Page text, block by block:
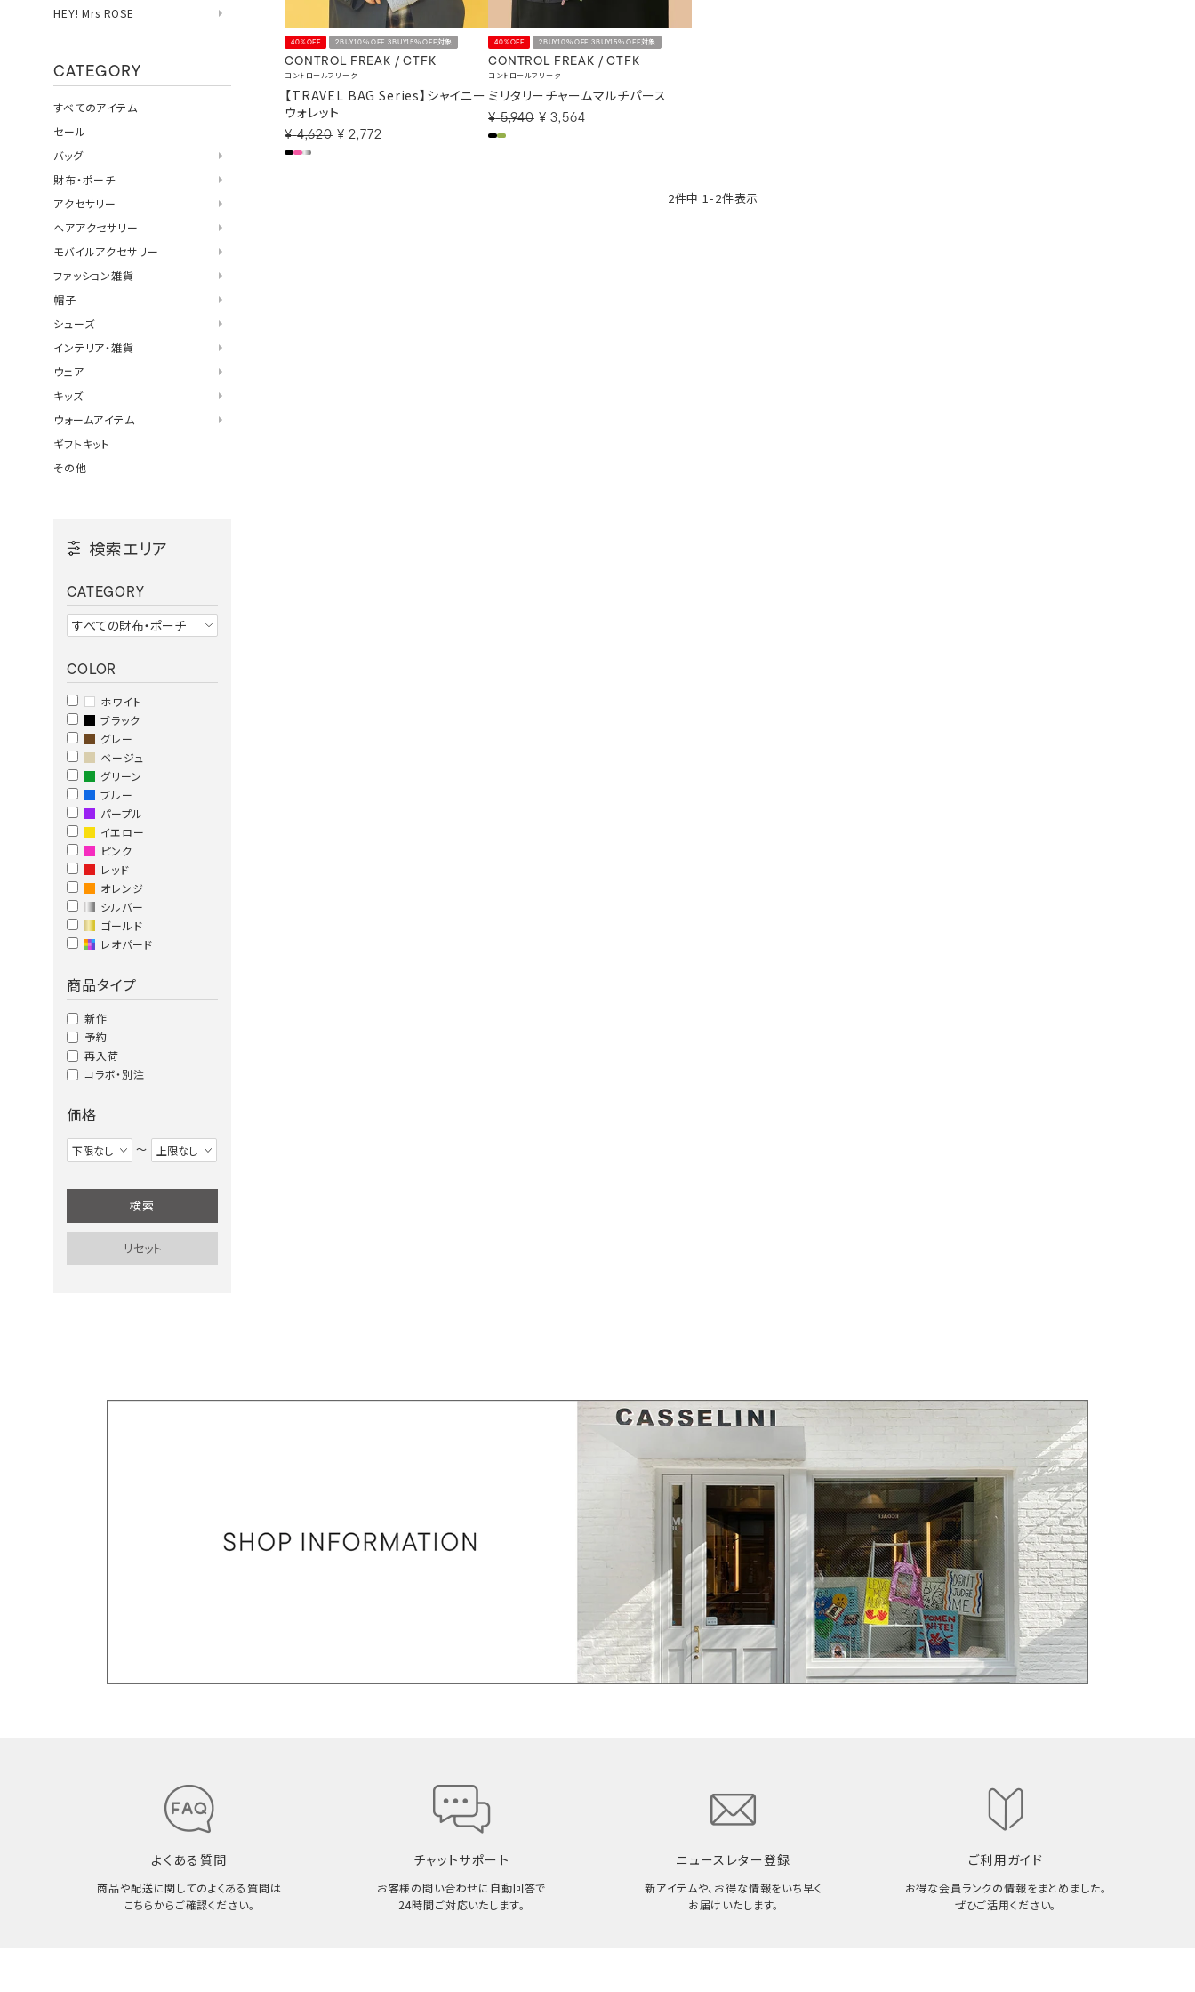
40%OFF 2BUY10％OFF 3BUY15％OFF対象
CONTROL FREAK / CTFK
コントロールフリーク
【TRAVEL BAG Series】シャイニー
ウォレット
¥ 4,620 ¥ 2,772
40%OFF 2BUY10％OFF 3BUY15％OFF対象
CONTROL FREAK / CTFK
コントロールフリーク
ミリタリーチャームマルチパース
¥ 5,940 ¥ 3,564
2件中 1 -2件表示
HEY! Mrs ROSE
CATEGORY
すべてのアイテム
セール
バッグ
財布・ポーチ
アクセサリー
ヘアアクセサリー
モバイルアクセサリー
ファッション雑貨
帽子
シューズ
インテリア・雑貨
ウェア
キッズ
ウォームアイテム
ギフトキット
その他
検索エリア
CATEGORY
COLOR
ホワイト
ブラック
グレー
ベージュ
グリーン
ブルー
パープル
イエロー
ピンク
レッド
オレンジ
シルバー
ゴールド
レオパード
商品タイプ
新作
予約
再入荷
コラボ・別注
価格
〜
よくある質問
商品や配送に関してのよくある質問は
こちらからご確認ください。
チャットサポート
お客様の問い合わせに自動回答で
24時間ご対応いたします。
ニュースレター登録
新アイテムや、お得な情報をいち早く
お届けいたします。
ご利用ガイド
お得な会員ランクの情報をまとめました。
ぜひご活用ください。